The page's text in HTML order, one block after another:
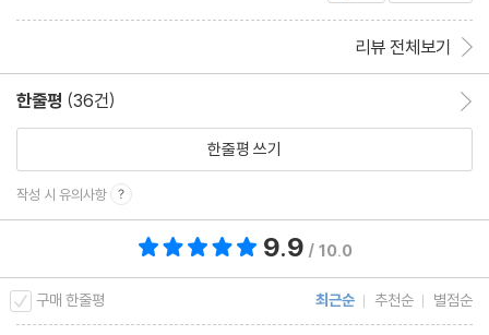
리뷰 전체보기
한줄평 (36건)
한줄평 쓰기
작성 시 유의사항
9.9 / 10.0
구매 한줄평 최근순 추천순 별점순